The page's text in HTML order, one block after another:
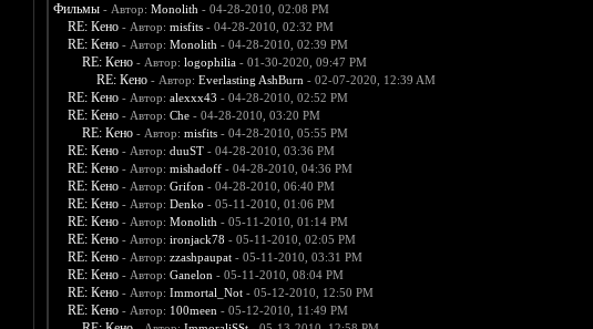
Фильмы - Автор: Monolith - 04-28-2010, 02:08 PM
RE: Кено - Автор: misfits- 04-28-2010, 02:32 PM
RE: Кено - Автор: Monolith - 04-28-2010, 02:39 PM
RE: Кено - Автор: logophilia- 01-30-2020, 09:47 PM
RE: Кено - Автор: Everlasting AshBurn - 02-07-2020, 12:39 AM
RE: Кено - Автор: alexxx43 - 04-28-2010, 02:52 PM
RE: Кено - Автор: Che- 04-28-2010, 03:20 PM
RE: Кено - Автор: misfits- 04-28-2010, 05:55 PM
RE: Кено - Автор: duuST- 04-28-2010, 03:36 PM
RE: Кено - Автор: mishadoff- 04-28-2010, 04:36 PM
RE: Кено - Автор: Grifon - 04-28-2010, 06:40 PM
RE: Кено - Автор: Denko - 05-11-2010, 01:06 PM
RE: Кено - Автор: Monolith - 05-11-2010, 01:14 PM
RE: Кено - Автор: ironjack78 - 05-11-2010, 02:05 PM
RE: Кено - Автор: zzashpaupat- 05-11-2010, 03:31 PM
RE: Кено - Автор: Ganelon - 05-11-2010, 08:04 PM
RE: Кено - Автор: Immortal_Not- 05-12-2010, 12:50 PM
RE: Кено - Автор: 100meen - 05-12-2010, 11:49 PM